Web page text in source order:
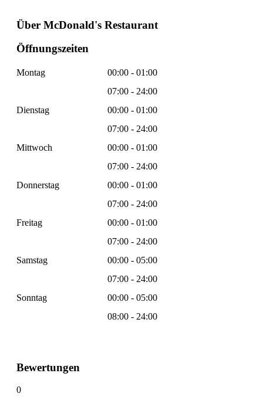
Über McDonald's Restaurant
Öffnungszeiten
Montag
00:00 - 01:00
07:00 - 24:00
Dienstag
00:00 - 01:00
07:00 - 24:00
Mittwoch
00:00 - 01:00
07:00 - 24:00
Donnerstag
00:00 - 01:00
07:00 - 24:00
Freitag
00:00 - 01:00
07:00 - 24:00
Samstag
00:00 - 05:00
07:00 - 24:00
Sonntag
00:00 - 05:00
08:00 - 24:00
Bewertungen
0